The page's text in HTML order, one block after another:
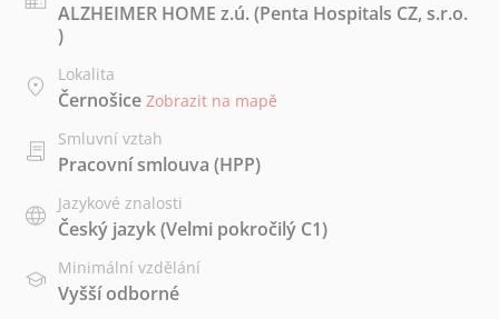
ALZHEIMER HOME z.ú. (Penta Hospitals CZ, s.r.o.
)
Lokalita
Černošice Zobrazit na mapě
Smluvní vztah
Pracovní smlouva (HPP)
Jazykové znalosti
Český jazyk(Velmi pokročilý C1)
Minimální vzdělání
Vyšší odborné